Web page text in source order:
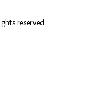
reserved.